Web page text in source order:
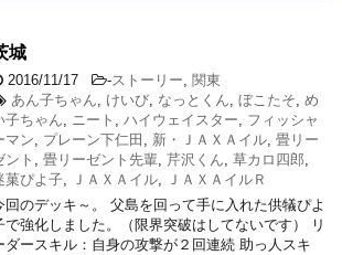
城
2016/11/17 -ストーリー, 関東
あん子ちゃん, けいび, なっとくん, ぼこたそ, め
子ちゃん, ニート , ハイウェイスター, フィッシャ
マン, プレーン下仁田 , 新・ＪＡＸＡイル, 畳リー
ント , 畳リーゼント先輩, 芹沢くん, 草カロ四郎,
菓ぴよ子, ＪＡＸＡイル, ＪＡＸＡイルＲ
回のデッキ～。 父島を回って手に入れた供犠ぴよ
で強化しました。（限界突破はしてないです） リ
ダースキル：自身の攻撃が２回連続 助っ人スキ